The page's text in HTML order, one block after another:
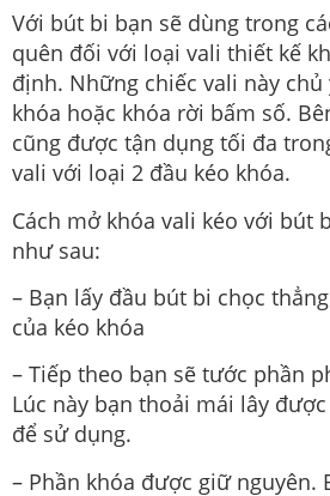
Với bút bi bạn sẽ dùng trong
quên đối với loại vali thiết kế
định. Những chiếc vali này
khóa hoặc khóa rời bấm số.
cũng được tận dụng tối đa
vali với loại 2 đầu kéo khóa.
Cách mở khóa vali kéo với bút
như sau:
– Bạn lấy đầu bút bi chọc
của kéo khóa
– Tiếp theo bạn sẽ tước phần
Lúc này bạn thoải mái lây
để sử dụng.
– Phần khóa được giữ nguyên.